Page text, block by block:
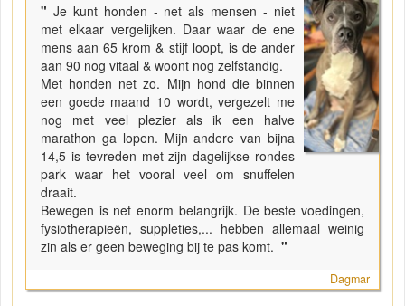
" Je kunt honden - net als mensen - niet
met elkaar vergelijken. Daar waar de ene
mens aan 65 krom & stijf loopt, is de ander
aan 90 nog vitaal & woont nog zelfstandig.
Met honden net zo. Mijn hond die binnen
een goede maand 10 wordt, vergezelt me
nog met veel plezier als ik een halve
marathon ga lopen. Mijn andere van bijna
14,5 is tevreden met zijn dagelijkse rondes
park waar het vooral veel om snuffelen
draait.
Bewegen is net enorm belangrijk. De beste voedingen,
fysiotherapieën, suppleties,... hebben allemaal weinig
zin als er geen beweging bij te pas komt. "
Dagmar